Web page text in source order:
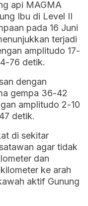
api MAGMA
Ibu di Level II
pada 16 Juni
terjadi
amplitudo 17-
76 detik.
dengan
gempa 36-42
amplitudo 2-10
detik.
di sekitar
agar tidak
dan
ke arah
aktif Gunung